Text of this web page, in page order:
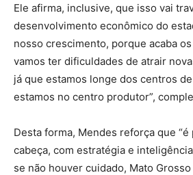
Ele afirma, inclusive, que isso vai
desenvolvimento econômico do
nosso crescimento, porque acaba
vamos ter dificuldades de atrair
já que estamos longe dos centros
estamos no centro produtor”,
Desta forma, Mendes reforça que
cabeça, com estratégia e
se não houver cuidado, Mato